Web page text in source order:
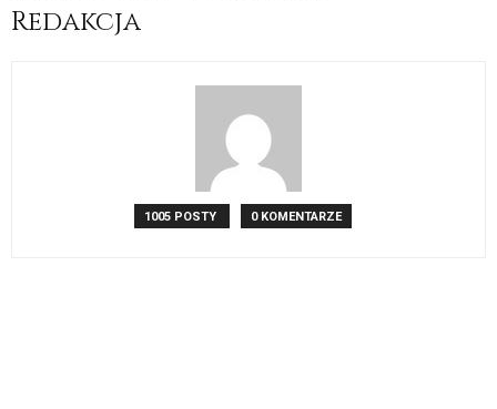
Redakcja
1005 POSTY 0 KOMENTARZE